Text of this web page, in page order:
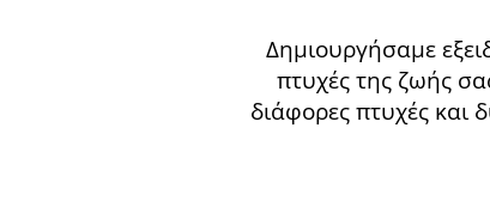
Δημιουργήσαμε
πτυχές της ζωής
διάφορες πτυχές και